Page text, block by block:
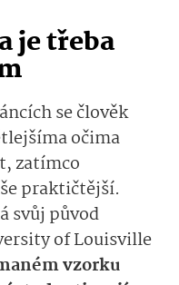
je třeba
se člověk
očima
zatímco
praktičtější.
svůj původ
of Louisville
vzorku